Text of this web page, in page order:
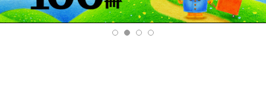
Pre
v
Ne
xt